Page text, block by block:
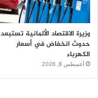
وزيرة الاقتصاد الألمانية تستبعد
حدوث انخفاض في أسعار
الكهرباء
أغسطس 8, 2026